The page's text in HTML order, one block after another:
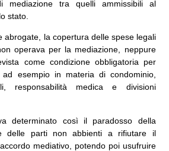
mediazione tra quelli ammissibili al
stato.
abrogate, la copertura delle spese legali
operava per la mediazione, neppure
come condizione obbligatoria per
esempio in materia di condominio,
responsabilità medica e divisioni
determinato così il paradosso della
delle parti non abbienti a rifiutare il
mediativo, potendo poi usufruire